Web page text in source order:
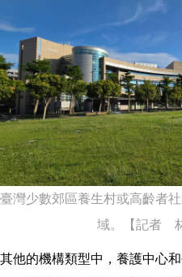
臺灣少數郊區養生村或高齡者
域。【記者
其他的機構類型中，養護中心